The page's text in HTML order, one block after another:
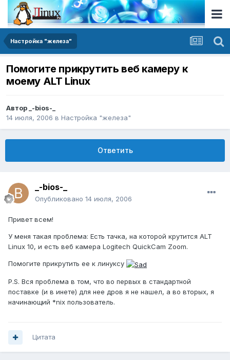
Настройка "железа"
Помогите прикрутить веб камеру к
моему ALT Linux
Автор_-bios-_
14 июля, 2006 в Настройка "железа"
Ответить
_-bios-_
Опубликовано 14 июля, 2006
Привет всем!
У меня такая проблема: Есть тачка, на которой крутится ALT
Linux 10, и есть веб камера Logitech QuickCam Zoom.
Помогите прикрутить ее к линуксу
P.S. Вся проблема в том, что во первых в стандартной
поставке (и в инете) для нее дров я не нашел, а во вторых, я
начинающий *nix пользователь.
Цитата